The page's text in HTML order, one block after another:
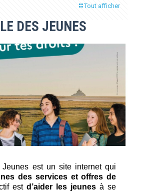
Tout afficher
DES JEUNES
Jeunes est un site internet qui
des services et offres de
estd’aider les jeunes à se